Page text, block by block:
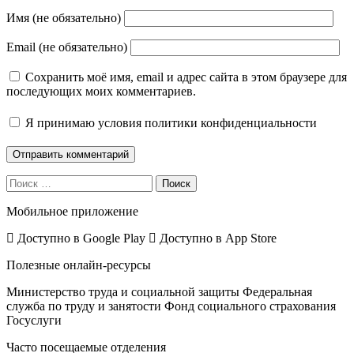
Имя (не обязательно)
Email (не обязательно)
Сохранить моё имя, email и адрес сайта в этом браузере для
последующих моих комментариев.
Я принимаю условия политики конфиденциальности
Поиск
Мобильное приложение
Доступно в Google Play Доступно в App Store
Полезные онлайн-ресурсы
Министерство труда и социальной защиты Федеральная
служба по труду и занятости Фонд социального страхования
Госуслуги
Часто посещаемые отделения